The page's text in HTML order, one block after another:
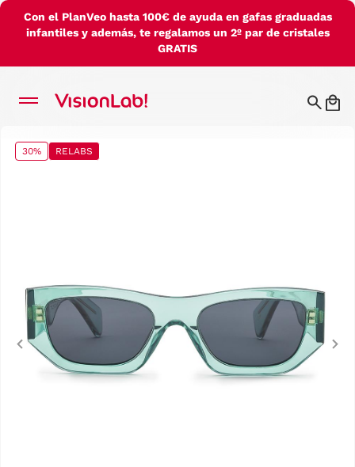
Con el PlanVeo hasta 100€ de ayuda en gafas graduadas
infantiles y además, te regalamos un 2º par de cristales
GRATIS
30% RELABS
Previous